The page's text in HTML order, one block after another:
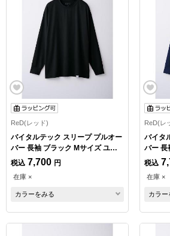
ReD(レッド)
バイタルテック スリープ プルオー
バー 長袖 ブラック Mサイズ ユニ
セックス
税込 7,700 円
在庫 ×
カラーをみる
ReD(レ
バイタ
バー 長
セック
税込
在庫 ×
カラー